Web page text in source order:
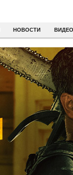
НОВОСТИ ВИДЕО